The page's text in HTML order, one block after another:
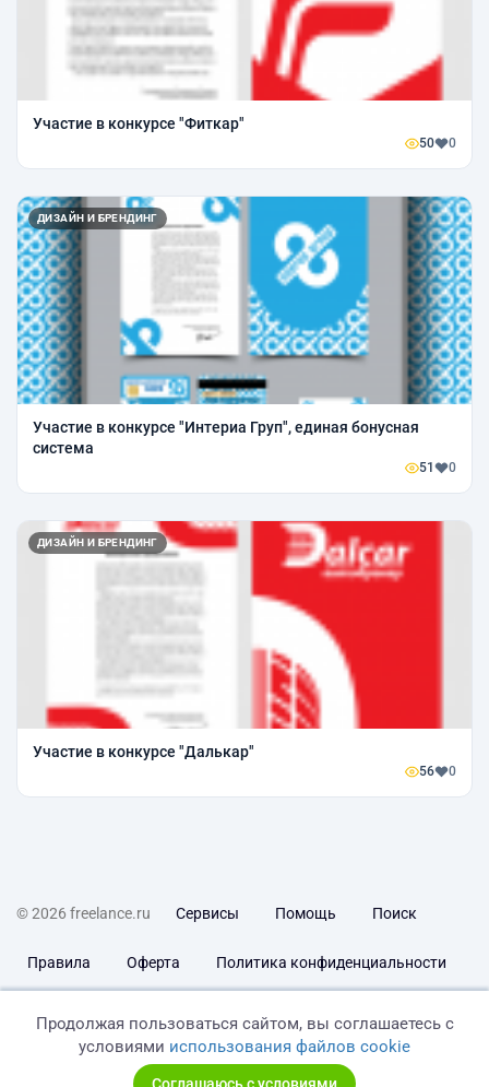
Участие в конкурсе "Фиткар"
50 0
ДИЗАЙН И БРЕНДИНГ
Участие в конкурсе "Интериа Груп", единая бонусная
система
51 0
ДИЗАЙН И БРЕНДИНГ
Участие в конкурсе "Далькар"
56 0
© 2026 freelance.ru Сервисы Помощь Поиск
Правила Оферта Политика конфиденциальности
Продолжая пользоваться сайтом, вы соглашаетесь с
условиями использования файлов cookie